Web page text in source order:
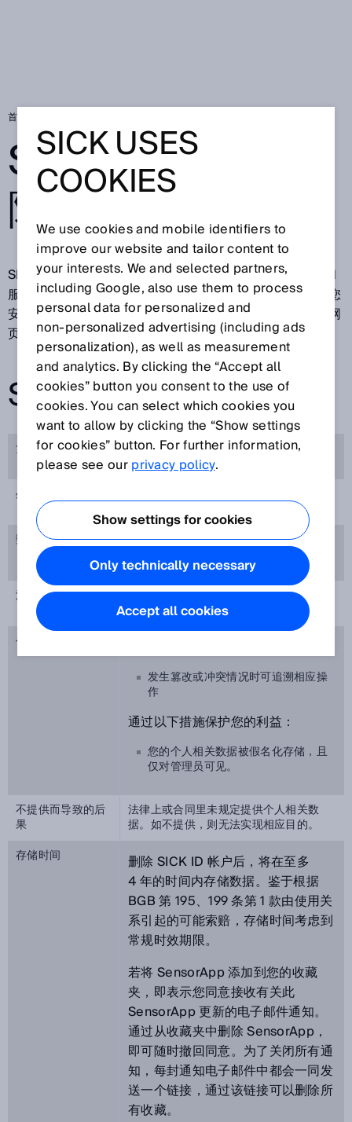
首页
SICK APPPOOL
隐私条款
SICK 欢迎您访问我们的网站，感谢您对我们企业、产品和
服务的关注。保护您的隐私是我们的重要责任，我们希望您
安心访问我们的网页。为此，我们将在下方说明访问我们网
页期间将处理哪些信息。
SICK APPPOOL
负责人 SICK AG, Erwin-Sick-Straße 1, 79183
Waldkirch, Germany
处理目的
数据类别
使用者活动：下载、收藏
法律依据 GDPR 第 6 条第 1 款 a 项 – 同意
GDPR 第 6 条第 1 款 f 项 – 公司利益
公司利益
发生篡改或冲突情况时可追溯相应操
作
通过以下措施保护您的利益：
您的个人相关数据被假名化存储，且
仅对管理员可见。
不提供而导致的后
果
法律上或合同里未规定提供个人相关数
据。如不提供，则无法实现相应目的。
存储时间
删除 SICK ID 帐户后，将在至多
4 年的时间内存储数据。鉴于根据
BGB 第 195、199 条第 1 款由使用关
系引起的可能索赔，存储时间考虑到
常规时效期限。
若将 SensorApp 添加到您的收藏
夹，即表示您同意接收有关此
SensorApp 更新的电子邮件通知。
通过从收藏夹中删除 SensorApp，
即可随时撤回同意。为了关闭所有通
知，每封通知电子邮件中都会一同发
送一个链接，通过该链接可以删除所
有收藏。
SICK USES
COOKIES
We use cookies and mobile identifiers to
improve our website and tailor content to
your interests. We and selected partners,
including Google, also use them to process
personal data for personalized and
non‑personalized advertising (including ads
personalization), as well as measurement
and analytics. By clicking the “Accept all
cookies” button you consent to the use of
cookies. You can select which cookies you
want to allow by clicking the “Show settings
for cookies” button. For further information,
please see ourprivacy policy.
Show settings for cookies
Only technically necessary
Accept all cookies